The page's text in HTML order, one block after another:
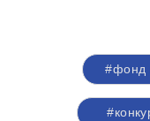
#фонд